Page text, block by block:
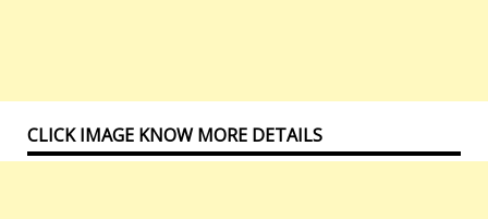
CLICK IMAGE KNOW MORE DETAILS